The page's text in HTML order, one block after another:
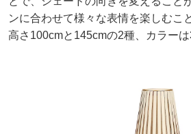
ンに合わせて様々な表情を楽しむこ
高さ100cmと145cmの2種、カラーは